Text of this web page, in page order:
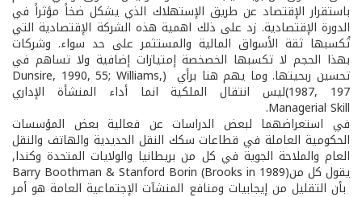
باستقرار الإقتصاد عن طريق الإستهلاك الذي يشكل ضخاً مؤثراً في
الدورة الإقتصادية. زد على ذلك اهمية هذه الشركة الإقتصادية التي
تُكسبها ثقة الأسواق المالية والمستثمر على حد سواء. وشركات
بهذا الحجم لا تكسبها الخصخصة إمتيازات إضافية ولا تساهم في
تحسين ربحيتها. وما يهم هنا برأي (Dunsire, 1990, 55; Williams,
1987, 197)ليس انتقال الملكية انما أداء المنشأة الإداري
Managerial Skill.
في استعراضهما لبعض الدراسات عن فعالية بعض المؤسسات
الحكومية العاملة في قطاعات سكك النقل الحديدية والهاتف والنقل
العام والملاحة الجوية في كل من بريطانيا والولايات المتحدة وكندا,
يقول كل منBarry Boothman & Stanford Borin (Brooks in 1989)
بأن التقليل من إيجابيات ومنافع المنشآت الإجتماعية العامة هو أمر